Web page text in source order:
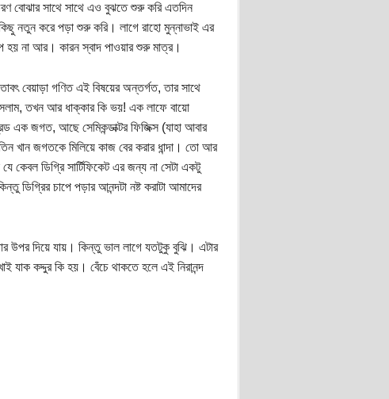
বোঝার সাথে সাথে এও বুঝতে শুরু করি এতদিন
নতুন করে পড়া শুরু করি। লাগে রাহো মুন্নাভাই এর
হয় না আর। কারন স্বাদ পাওয়ার শুরু মাত্র।
বেয়াড়া গণিত এই বিষয়ের অন্তর্গত, তার সাথে
তখন আর ধাক্কার কি ভয়! এক লাফে বায়ো
এক জগত, আছে সেমিকন্ডাক্টর ফিজিক্স (যাহা আবার
খান জগতকে মিলিয়ে কাজ বের করার ধান্দা। তো আর
ডিগ্রি সার্টিফিকেট এর জন্য না সেটা একটু
ডিগ্রির চাপে পড়ার আনন্দটা নষ্ট করাটা আমাদের
উপর দিয়ে যায়। কিন্তু ভাল লাগে যতটুকু বুঝি। এটার
যাক কদ্দুর কি হয়। বেঁচে থাকতে হলে এই নিরানন্দ